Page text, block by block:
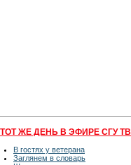
ЖЕ ДЕНЬ В ЭФИРЕ СГУ ТВ
В гостях у ветерана
Заглянем в словарь